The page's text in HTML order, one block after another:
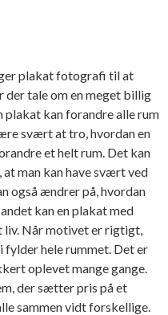
plakat fotografi til at
der tale om en meget billig
plakat kan forandre alle rum
svært at tro, hvordan en
et helt rum. Det kan
man kan have svært ved
også ændrer på, hvordan
kan en plakat med
liv. Når motivet er rigtigt,
fylder hele rummet. Det er
oplevet mange gange.
der sætter pris på et
sammen vidt forskellige.